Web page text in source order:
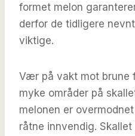
formet melon
derfor de tidligere
viktige.
Vær på vakt mot brune
myke områder på
melonen er
råtne innvendig.